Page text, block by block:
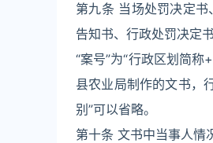
第九条 当场处罚决定
告知书、行政处罚决定
“案号”为“行政区划简
县农业局制作的文书，
别”可以省略。
第十条 文书中当事人情